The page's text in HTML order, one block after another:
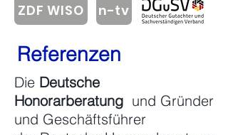
ZDF WISO n-tv
Referenzen
Die Deutsche
Honorarberatung und Gründer
und Geschäftsführer